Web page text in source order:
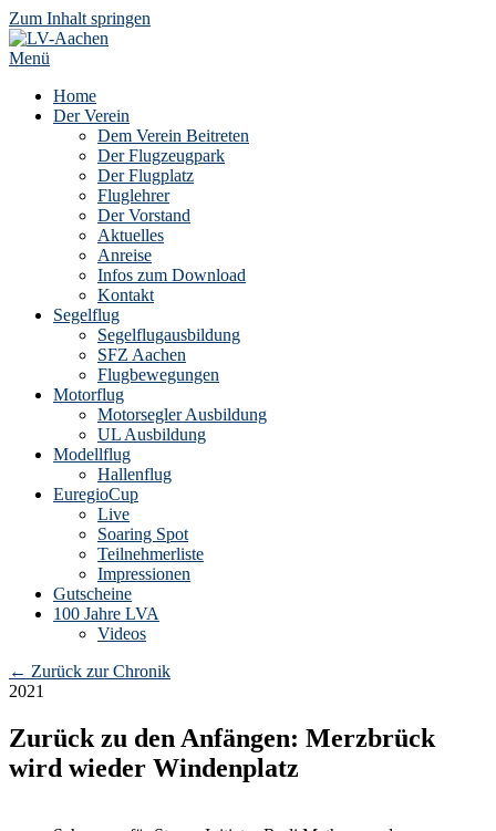
Zum Inhalt springen
Menü
Home
Der Verein
Dem Verein Beitreten
Der Flugzeugpark
Der Flugplatz
Fluglehrer
Der Vorstand
Aktuelles
Anreise
Infos zum Download
Kontakt
Segelflug
Segelflugausbildung
SFZ Aachen
Flugbewegungen
Motorflug
Motorsegler Ausbildung
UL Ausbildung
Modellflug
Hallenflug
EuregioCup
Live
Soaring Spot
Teilnehmerliste
Impressionen
Gutscheine
100 Jahre LVA
Videos
← Zurück zur Chronik
2021
Zurück zu den Anfängen: Merzbrück
wird wieder Windenplatz